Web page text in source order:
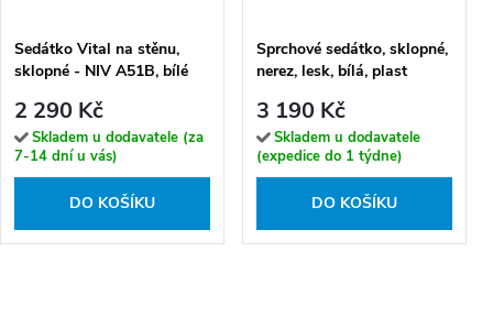
Sedátko Vital na stěnu,
sklopné - NIV A51B, bílé
2 290 Kč
Skladem u dodavatele (za
7-14 dní u vás)
DO KOŠÍKU
Sprchové sedátko, sklopné,
nerez, lesk, bílá, plast
3 190 Kč
Skladem u dodavatele
(expedice do 1 týdne)
DO KOŠÍKU